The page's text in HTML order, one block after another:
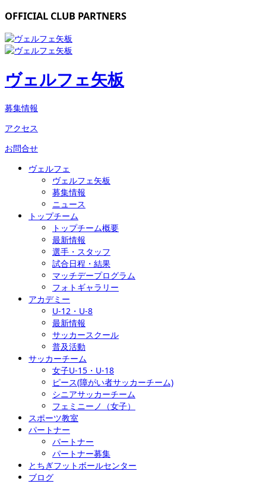
OFFICIAL CLUB PARTNERS
ヴェルフェ矢板
募集情報
アクセス
お問合せ
ヴェルフェ
ヴェルフェ矢板
募集情報
ニュース
トップチーム
トップチーム概要
最新情報
選手・スタッフ
試合日程・結果
マッチデープログラム
フォトギャラリー
アカデミー
U-12・U-8
最新情報
サッカースクール
普及活動
サッカーチーム
女子U-15・U-18
ピース(障がい者サッカーチーム)
シニアサッカーチーム
フェミニーノ（女子）
スポーツ教室
パートナー
パートナー
パートナー募集
とちぎフットボールセンター
ブログ